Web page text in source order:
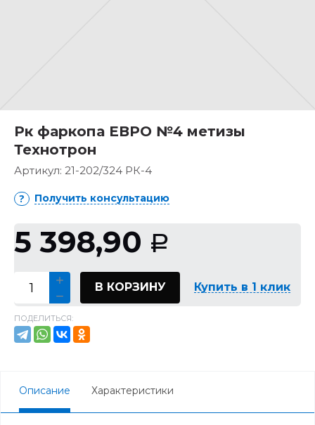
Рк фаркопа ЕВРО №4 метизы
Технотрон
Артикул: 21-202/324 РК-4
Получить консультацию
5 398,90 Р
В КОРЗИНУ Купить в 1 клик
ПОДЕЛИТЬСЯ:
Описание Характеристики